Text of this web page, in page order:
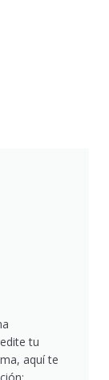
tu
aquí te